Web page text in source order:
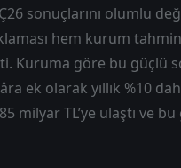
sonuçlarını olumlu
hem kurum
Kuruma göre bu güçlü
ek olarak yıllık %10
milyar TL’ye ulaştı ve